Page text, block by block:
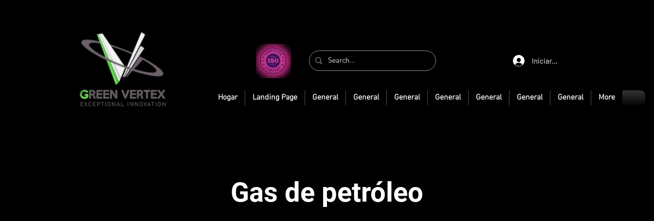
Iniciar sesión
Hogar Landing Page General General General General General General General More
Gas de petróleo